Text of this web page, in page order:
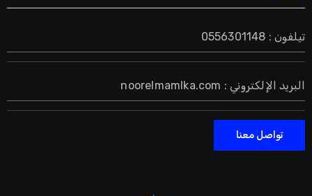
تيلفون : 0556301148
البريد الإلكتروني : noorelmamlka.com
تواصل معنا